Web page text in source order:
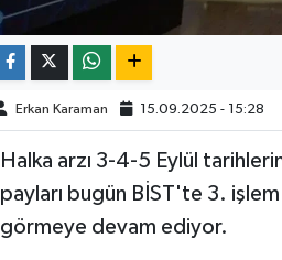
Erkan Karaman 15.09.2025 - 15:28
Halka arzı 3-4-5 Eylül
payları bugün BİST'te 3.
görmeye devam ediyor.